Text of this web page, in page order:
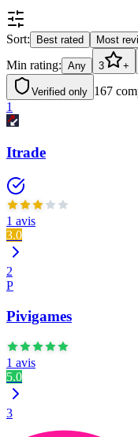
Sort: Best rated Most
Min rating: Any 3 +
Verified only 167
1
Itrade
1 avis
3.0
2
P
Pivigames
1 avis
5.0
3